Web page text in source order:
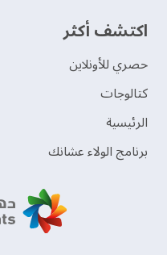
اكتشف أكثر
حصري للأونلاين
‫كتالوجات‬
الرئيسية
برنامج الولاء عشانك